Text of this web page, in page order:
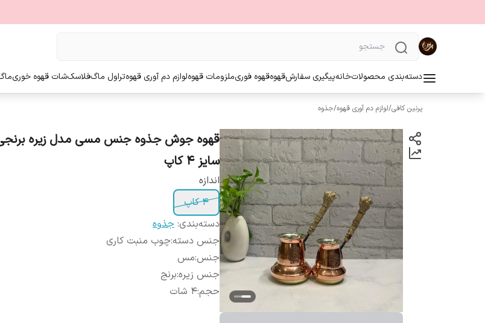
دسته‌بندی محصولاتخانهپیگیری سفارشقهوهقهوه فوریملزومات قهوهلوازم دم آوری قهوهتراول ماگفلاسکشات قهوه خوری
پرنین کافی/لوازم دم آوری قهوه/جذوه
قهوه جوش جذوه جنس مسی مدل زیره
سایز ۴ کاپ
اندازه
4 کاپ
دسته‌بندی: جذوه
جنس دسته:چوب منبت کاری
جنس:مس
جنس زیره:برنج
حجم:۴ شات